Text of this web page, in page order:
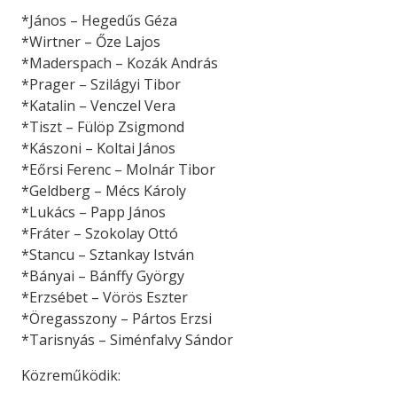
*János – Hegedűs Géza
*Wirtner – Őze Lajos
*Maderspach – Kozák András
*Prager – Szilágyi Tibor
*Katalin – Venczel Vera
*Tiszt – Fülöp Zsigmond
*Kászoni – Koltai János
*Eőrsi Ferenc – Molnár Tibor
*Geldberg – Mécs Károly
*Lukács – Papp János
*Fráter – Szokolay Ottó
*Stancu – Sztankay István
*Bányai – Bánffy György
*Erzsébet – Vörös Eszter
*Öregasszony – Pártos Erzsi
*Tarisnyás – Siménfalvy Sándor
Közreműködik: